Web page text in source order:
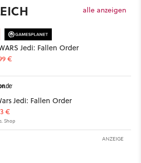
alle anzeigen
Jedi: Fallen Order
€
Jedi: Fallen Order
€
Shop
ANZEIGE